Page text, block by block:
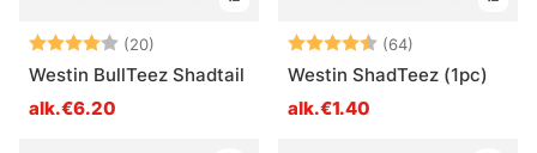
Arvio: (20)
4.0 5:sta tähdestä
Westin BullTeez Shadtail
alk.€6.20
Arvio: (64)
Westin ShadTeez (1pc)
alk.€1.40